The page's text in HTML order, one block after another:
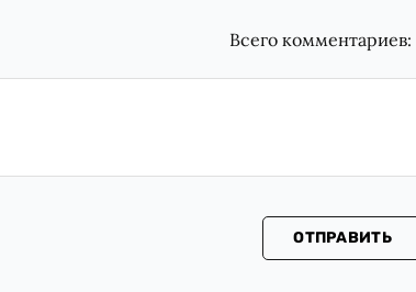
Всего комментариев:
ОТПРАВИТЬ